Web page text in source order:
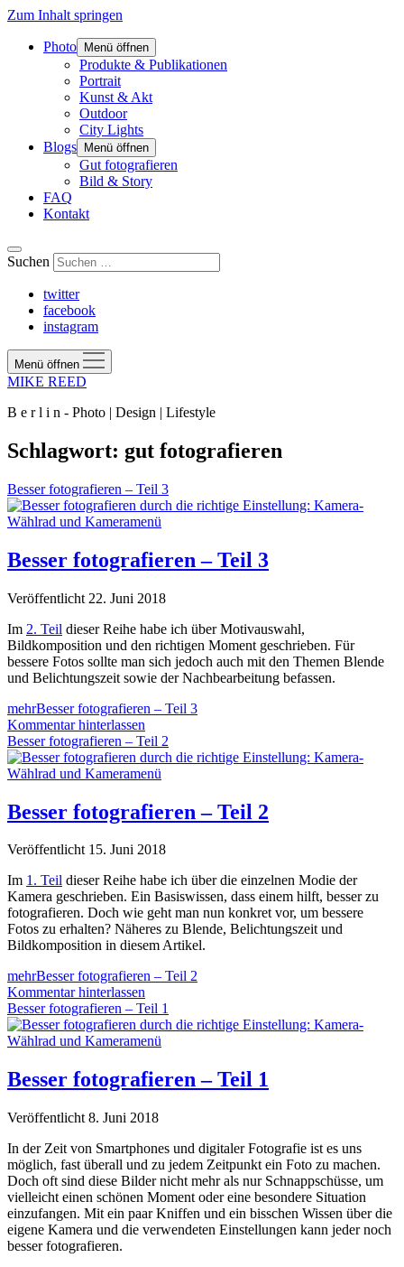
Zum Inhalt springen
Photo Menü öffnen
Produkte & Publikationen
Portrait
Kunst & Akt
Outdoor
City Lights
Blogs
Menü öffnen
Gut fotografieren
Bild & Story
FAQ
Kontakt
Suchen
twitter
facebook
instagram
Menü öffnen
MIKE REED
B e r l i n - Photo | Design | Lifestyle
Schlagwort: gut fotografieren
Besser fotografieren – Teil 3
Besser fotografieren – Teil 3
Veröffentlicht 22. Juni 2018
Im 2. Teil dieser Reihe habe ich über Motivauswahl,
Bildkomposition und den richtigen Moment geschrieben. Für
bessere Fotos sollte man sich jedoch auch mit den Themen Blende
und Belichtungszeit sowie der Nachbearbeitung befassen.
mehrBesser fotografieren – Teil 3
Kommentar hinterlassen
Besser fotografieren – Teil 2
Besser fotografieren – Teil 2
Veröffentlicht 15. Juni 2018
Im 1. Teil dieser Reihe habe ich über die einzelnen Modie der
Kamera geschrieben. Ein Basiswissen, dass einem hilft, besser zu
fotografieren. Doch wie geht man nun konkret vor, um bessere
Fotos zu erhalten? Näheres zu Blende, Belichtungszeit und
Bildkomposition in diesem Artikel.
mehrBesser fotografieren – Teil 2
Kommentar hinterlassen
Besser fotografieren – Teil 1
Besser fotografieren – Teil 1
Veröffentlicht 8. Juni 2018
In der Zeit von Smartphones und digitaler Fotografie ist es uns
möglich, fast überall und zu jedem Zeitpunkt ein Foto zu machen.
Doch oft sind diese Bilder nicht mehr als nur Schnappschüsse, um
vielleicht einen schönen Moment oder eine besondere Situation
einzufangen. Mit ein paar Kniffen und ein bisschen Wissen über die
eigene Kamera und die verwendeten Einstellungen kann jeder noch
besser fotografieren.